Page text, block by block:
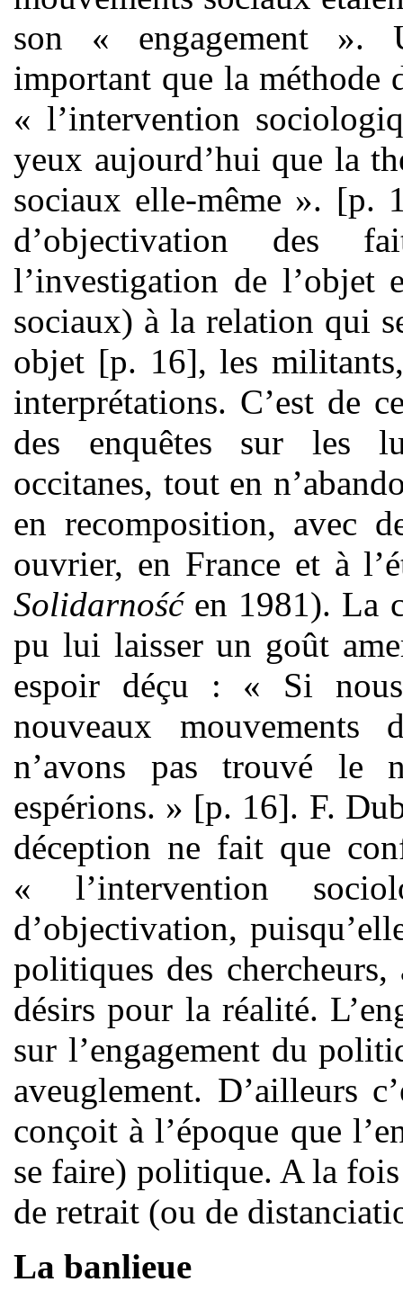
son « engagement ».
important que la méthode
« l’intervention
yeux aujourd’hui que la
sociaux elle-même ». [p.
d’objectivation des
l’investigation de l’objet
sociaux) à la relation qui
objet [p. 16], les
interprétations. C’est de
des enquêtes sur les
occitanes, tout en
en recomposition, avec
ouvrier, en France et à
Solidarnośćen 1981). La
pu lui laisser un goût
espoir déçu : « Si
nouveaux mouvements
n’avons pas trouvé le
espérions. » [p. 16]. F.
déception ne fait que
« l’intervention
d’objectivation,
politiques des
désirs pour la réalité.
sur l’engagement du
aveuglement. D’ailleurs
conçoit à l’époque que
se faire) politique. A la
de retrait (ou de
La banlieue